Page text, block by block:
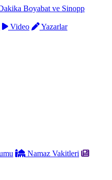
Video
Yazarlar
Namaz Vakitleri